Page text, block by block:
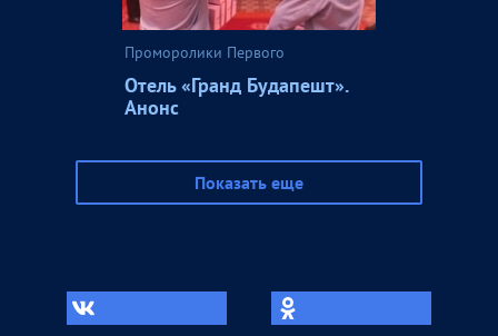
Проморолики Первого
Отель «Гранд Будапешт».
Анонс
Показать еще